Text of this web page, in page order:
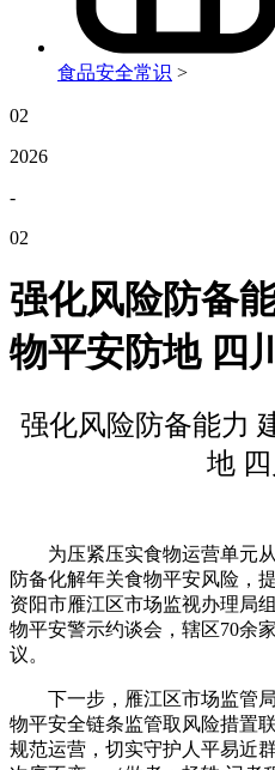
食品安全常识 >
02
2026
-
02
强化风险防备
物平安防地 四
强化风险防备能力
地
为压紧压实食物运营单元从
防备化解年关食物平安风险，
资阳市雁江区市场监视办理局
物平安警示约谈会，辖区70余
议。
下一步，雁江区市场监管局
物平安全链条监管取风险措置
规范运营，切实守护人平易近